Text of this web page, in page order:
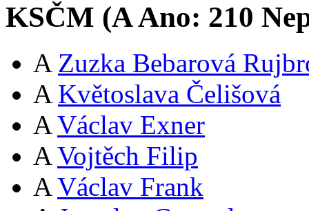
KSČM (AAno: 210
A Zuzka Bebarová
A Květoslava Čelišová
A Václav Exner
A Vojtěch Filip
A Václav Frank